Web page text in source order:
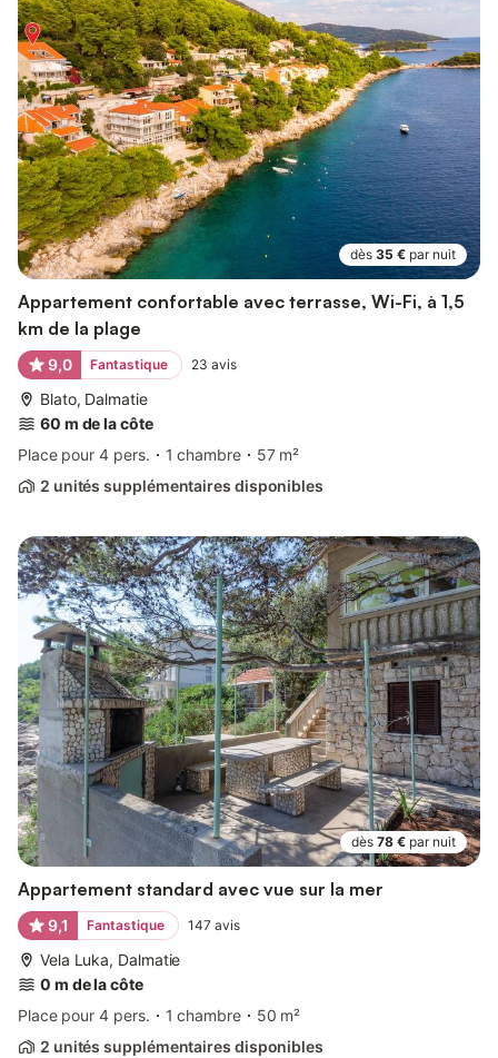
dès 35 € par nuit
Appartement confortable avec terrasse, Wi-Fi, à 1,5
km de la plage
9,0 Fantastique 23 avis
Blato, Dalmatie
60 m de la côte
Place pour 4 pers.
1 chambre
57 m²
2 unités supplémentaires disponibles
dès 78 € par nuit
Appartement standard avec vue sur la mer
9,1 Fantastique 147 avis
Vela Luka, Dalmatie
0 m de la côte
Place pour 4 pers.
1 chambre
50 m²
2 unités supplémentaires disponibles